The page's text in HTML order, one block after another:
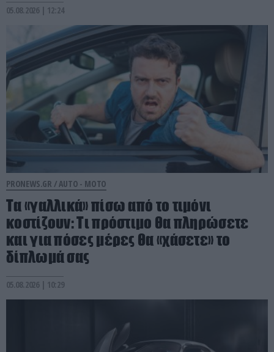
05.08.2026 | 12:24
PRONEWS.GR /AUTO - MOTO
Τα «γαλλικά» πίσω από το τιμόνι
κοστίζουν: Τι πρόστιμο θα πληρώσετε
και για πόσες μέρες θα «χάσετε» το
δίπλωμά σας
05.08.2026 | 10:29